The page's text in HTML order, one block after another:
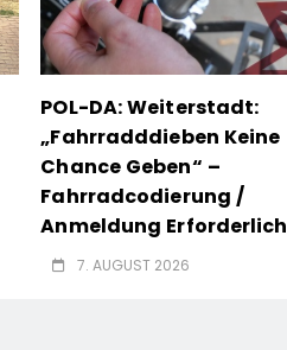
POL-DA: Weiterstadt:
„Fahrradddieben Keine
Chance Geben“ –
Fahrradcodierung /
Anmeldung Erforderlich
7. AUGUST 2026